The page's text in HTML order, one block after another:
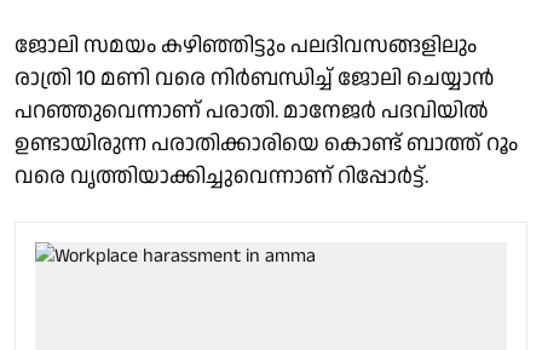
ജോലി സമയം കഴിഞ്ഞിട്ടും പലദിവസങ്ങളിലും
രാത്രി 10 മണി വരെ നിർബന്ധിച്ച് ജോലി ചെയ്യാൻ
പറഞ്ഞുവെന്നാണ് പരാതി. മാനേജർ പദവിയിൽ
ഉണ്ടായിരുന്ന പരാതിക്കാരിയെ കൊണ്ട് ബാത്ത് റൂം
വരെ വൃത്തിയാക്കിച്ചുവെന്നാണ് റിപ്പോർട്ട്.